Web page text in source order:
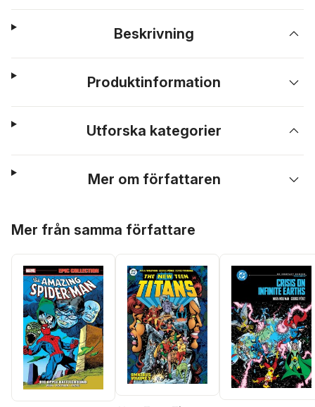
Beskrivning
Produktinformation
Utforska kategorier
Mer om författaren
Mer från samma författare